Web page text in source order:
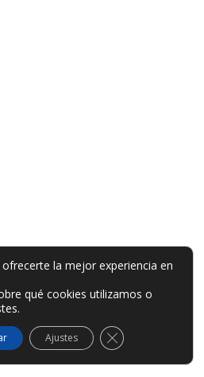
la mejor experiencia en
qué cookies utilizamos o
.
Ajustes Cerrar el banner